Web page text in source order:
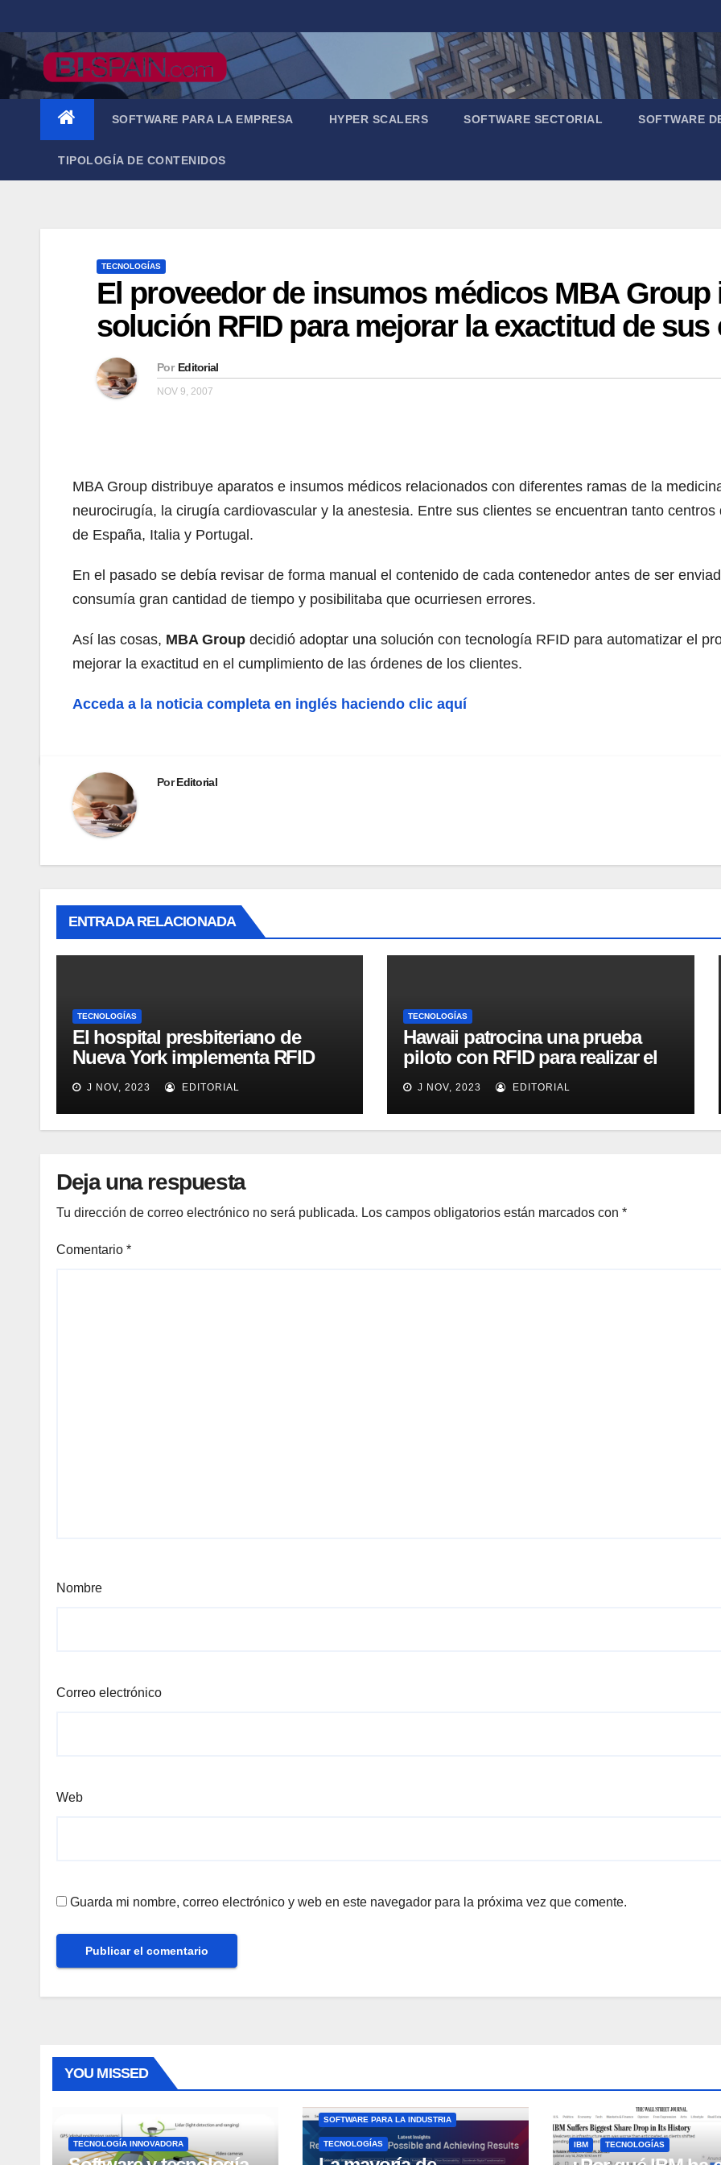
al
contenido
SOFTWARE PARA LA EMPRESA HYPER SCALERS SOFTWARE SECTORIAL SOFTWARE
TIPOLOGÍA DE CONTENIDOS
TECNOLOGÍAS
El proveedor de insumos médicos MBA
solución RFID para mejorar la exactitud de sus
Por Editorial
NOV 9, 2007
MBA Group distribuye aparatos e insumos médicos relacionados con diferentes ramas de la
neurocirugía, la cirugía cardiovascular y la anestesia. Entre sus clientes se encuentran tanto
de España, Italia y Portugal.
En el pasado se debía revisar de forma manual el contenido de cada contenedor antes de ser
consumía gran cantidad de tiempo y posibilitaba que ocurriesen errores.
Así las cosas, MBA Group decidió adoptar una solución con tecnología RFID para automatizar el
mejorar la exactitud en el cumplimiento de las órdenes de los clientes.
Acceda a la noticia completa en inglés haciendo clic aquí
PorEditorial
ENTRADA RELACIONADA
TECNOLOGÍAS
El hospital presbiteriano de
Nueva York implementa RFID
para mejorar el proceso de
inventario de equipamiento
médico
J NOV, 2023 EDITORIAL
TECNOLOGÍAS
Hawaii patrocina una prueba
piloto con RFID para realizar el
seguimiento y control de
alimentos
J NOV, 2023 EDITORIAL
Deja una respuesta
Tu dirección de correo electrónico no será publicada. Los campos obligatorios están marcados con *
Comentario *
Nombre
Correo electrónico
Web
Guarda mi nombre, correo electrónico y web en este navegador para la próxima vez que comente.
YOU MISSED
TECNOLOGÍA INNOVADORA
SOFTWARE PARA LA INDUSTRIA
TECNOLOGÍAS IBM TECNOLOGÍAS